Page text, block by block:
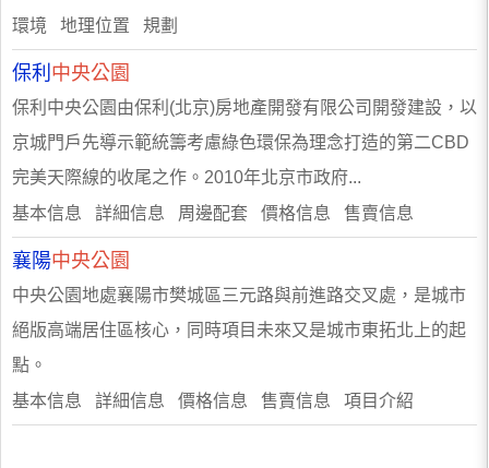
環境 地理位置 規劃
保利 中央公園
保利中央公園由保利(北京)房地產開發有限公司開發建設，以
京城門戶先導示範統籌考慮綠色環保為理念打造的第二CBD
完美天際線的收尾之作。2010年北京市政府...
基本信息 詳細信息 周邊配套 價格信息 售賣信息
襄陽中央公園
中央公園地處襄陽市樊城區三元路與前進路交叉處，是城市
絕版高端居住區核心，同時項目未來又是城市東拓北上的起
點。
基本信息 詳細信息 價格信息 售賣信息 項目介紹